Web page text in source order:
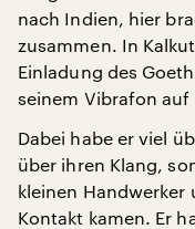
nach Indien, hier
zusammen. In
Einladung des
seinem Vibrafon auf
Dabei habe er viel
über ihren Klang,
kleinen Handwerker
Kontakt kamen. Er